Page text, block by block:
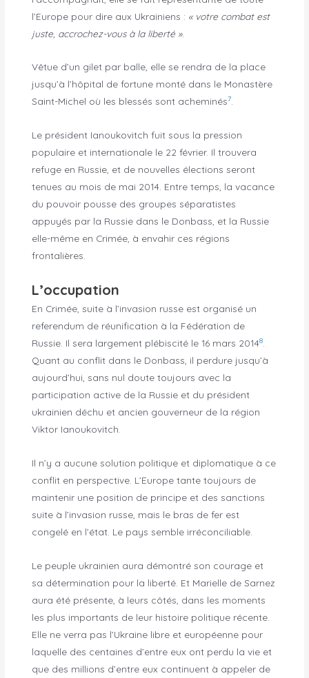
l’Europe pour dire aux Ukrainiens : « votre combat est
juste, accrochez-vous à la liberté ».
Vêtue d’un gilet par balle, elle se rendra de la place
jusqu’à l’hôpital de fortune monté dans le Monastère
Saint-Michel où les blessés sont acheminés7.
Le président Ianoukovitch fuit sous la pression
populaire et internationale le 22 février. Il trouvera
refuge en Russie, et de nouvelles élections seront
tenues au mois de mai 2014. Entre temps, la vacance
du pouvoir pousse des groupes séparatistes
appuyés par la Russie dans le Donbass, et la Russie
elle-même en Crimée, à envahir ces régions
frontalières.
L’occupation
En Crimée, suite à l’invasion russe est organisé un
referendum de réunification à la Fédération de
Russie. Il sera largement plébiscité le 16 mars 20148
Quant au conflit dans le Donbass, il perdure jusqu’à
aujourd’hui, sans nul doute toujours avec la
participation active de la Russie et du président
ukrainien déchu et ancien gouverneur de la région
Viktor Ianoukovitch.
Il n’y a aucune solution politique et diplomatique à ce
conflit en perspective. L’Europe tante toujours de
maintenir une position de principe et des sanctions
suite à l’invasion russe, mais le bras de fer est
congelé en l’état. Le pays semble irréconciliable.
Le peuple ukrainien aura démontré son courage et
sa détermination pour la liberté. Et Marielle de Sarnez
aura été présente, à leurs côtés, dans les moments
les plus importants de leur histoire politique récente.
Elle ne verra pas l’Ukraine libre et européenne pour
laquelle des centaines d’entre eux ont perdu la vie et
que des millions d’entre eux continuent à appeler de